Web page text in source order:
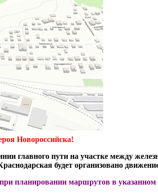
Новороссийска!
главного пути на участке между
будет организовано
планировании маршрутов в указанном